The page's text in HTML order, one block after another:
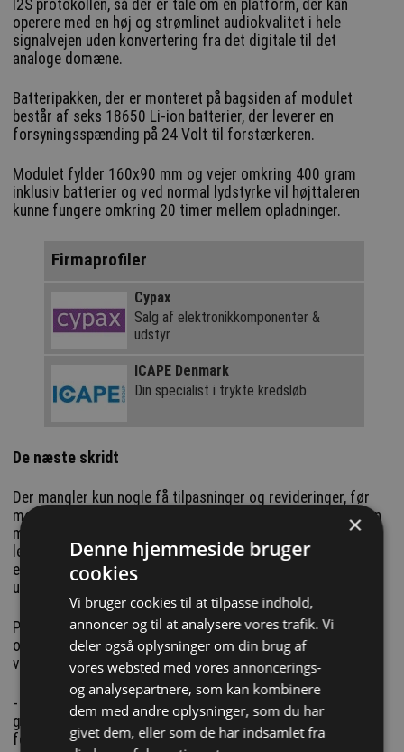
I2S protokollen, så der er tale om en platform, der kan
operere med en høj og strømlinet audiokvalitet i hele
signalvejen uden konvertering fra det digitale til det
analoge domæne.
Batteripakken, der er monteret på bagsiden af modulet
består af seks 18650 Li-ion batterier, der leverer en
forsyningsspænding på 24 Volt til forstærkeren.
Modulet fylder 160x90 mm og vejer omkring 400 gram
inklusiv batterier og ved normal lydstyrke vil højttaleren
kunne fungere omkring 20 timer mellem opladninger.
Firmaprofiler
Cypax
Salg af elektronik­komponenter &
udstyr
ICAPE Denmark
Din specialist i trykte kredsløb
De næste skridt
Der mangler kun nogle få tilpasninger og revideringer, før
modulet er helt færdigudviklet. Ifølge Mikael Dich er det en
mulighed, at kommunikations/DSP/forstærker modulet kan
leveres som en OEM-løsning, der f.eks. kan tilbydes
etablerede eller nye højttalerproducenter, som dermed kan
udvikle egne højttaler-løsninger omkring modulet.
På længere sigt kan løsningen endvidere tænkes udvidet til
også at understøtte trådløs overførsel af audiosignalerne
via f.eks. WiFi.
- Der er ikke noget, der ligger fast endnu, og vi er åben for
gode ideer til, hvordan vi kan komme videre. Modulet skal i
forbindelse med en kommercialisering testes, certificeres
×
Denne hjemmeside bruger
cookies
Vi bruger cookies til at tilpasse indhold,
annoncer og til at analysere vores trafik. Vi
deler også oplysninger om din brug af
vores websted med vores annoncerings-
og analysepartnere, som kan kombinere
dem med andre oplysninger, som du har
givet dem, eller som de har indsamlet fra